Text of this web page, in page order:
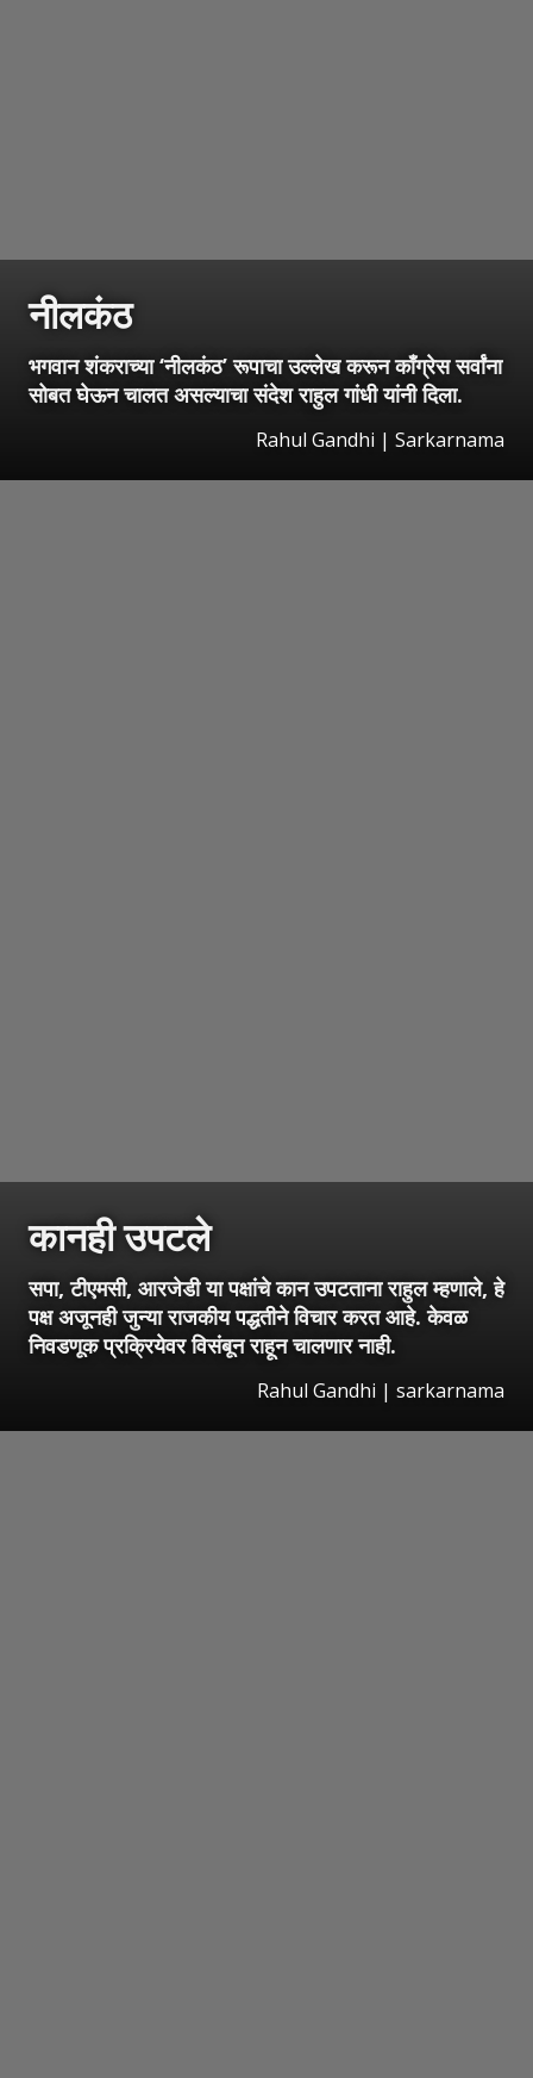
नीलकंठ
भगवान शंकराच्या ‘नीलकंठ’ रूपाचा उल्लेख करून काँग्रेस सर्वांना
सोबत घेऊन चालत असल्याचा संदेश राहुल गांधी यांनी दिला.
Rahul Gandhi | Sarkarnama
कानही उपटले
सपा, टीएमसी, आरजेडी या पक्षांचे कान उपटताना राहुल म्हणाले, हे
पक्ष अजूनही जुन्या राजकीय पद्धतीने विचार करत आहे. केवळ
निवडणूक प्रक्रियेवर विसंबून राहून चालणार नाही.
Rahul Gandhi | sarkarnama